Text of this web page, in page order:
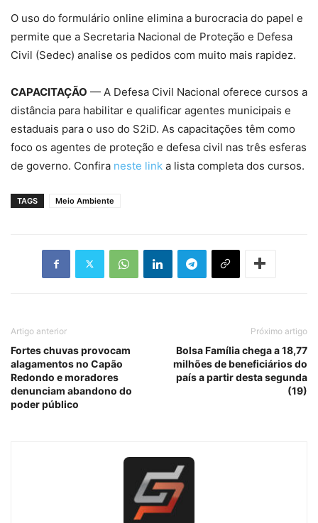
O uso do formulário online elimina a burocracia do papel e
permite que a Secretaria Nacional de Proteção e Defesa
Civil (Sedec) analise os pedidos com muito mais rapidez.
CAPACITAÇÃO — A Defesa Civil Nacional oferece cursos a
distância para habilitar e qualificar agentes municipais e
estaduais para o uso do S2iD. As capacitações têm como
foco os agentes de proteção e defesa civil nas três esferas
de governo. Confira neste link a lista completa dos cursos.
TAGS Meio Ambiente
Artigo anterior
Fortes chuvas provocam
alagamentos no Capão
Redondo e moradores
denunciam abandono do
poder público
Próximo artigo
Bolsa Família chega a 18,77
milhões de beneficiários do
país a partir desta segunda
(19)